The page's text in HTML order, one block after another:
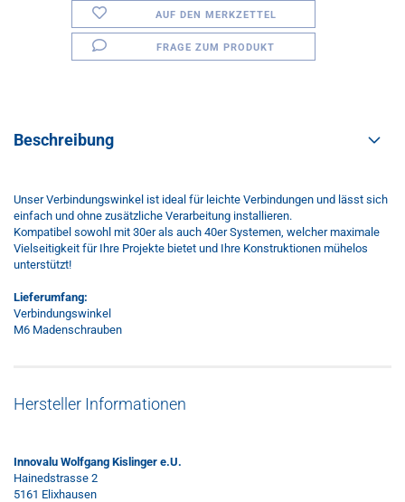
AUF DEN MERKZETTEL
FRAGE ZUM PRODUKT
Beschreibung
Unser Verbindungswinkel ist ideal für leichte Verbindungen und lässt sich
einfach und ohne zusätzliche Verarbeitung installieren.
Kompatibel sowohl mit 30er als auch 40er Systemen, welcher maximale
Vielseitigkeit für Ihre Projekte bietet und Ihre Konstruktionen mühelos
unterstützt!
Lieferumfang:
Verbindungswinkel
M6 Madenschrauben
Hersteller Informationen
Innovalu Wolfgang Kislinger e.U.
Hainedstrasse 2
5161 Elixhausen